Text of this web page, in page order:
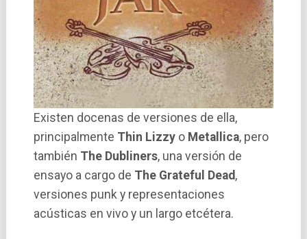
Existen docenas de versiones de ella,
principalmente Thin Lizzyo Metallica, pero
también The Dubliners, una versión de
ensayo a cargo de The Grateful Dead,
versiones punk y representaciones
acústicas en vivo y un largo etcétera.